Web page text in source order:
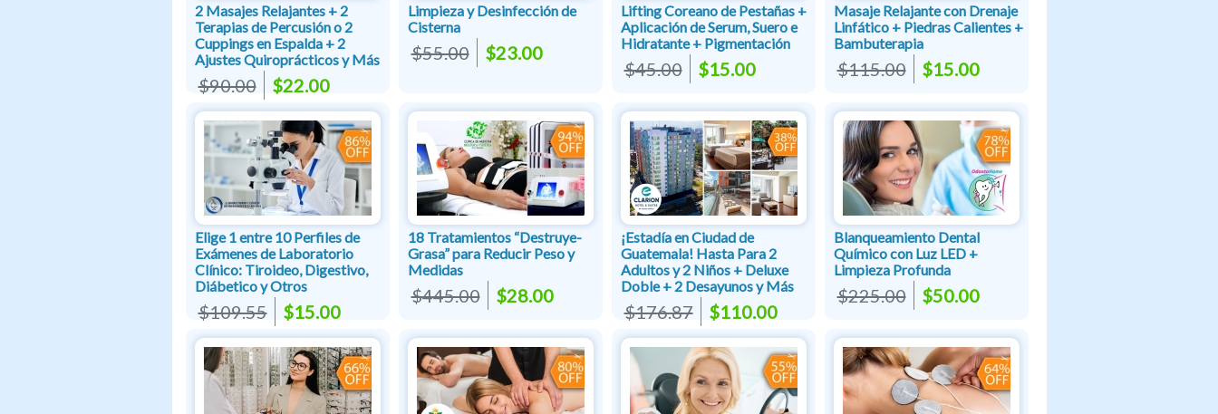
2 Masajes Relajantes + 2
Terapias de Percusión o 2
Cuppings en Espalda + 2
Ajustes Quiroprácticos y Más
$90.00 $22.00
Limpieza y Desinfección de
Cisterna
$55.00 $23.00
Lifting Coreano de Pestañas +
Aplicación de Serum, Suero e
Hidratante + Pigmentación
$45.00 $15.00
Masaje Relajante con Drenaje
Linfático + Piedras Calientes +
Bambuterapia
$115.00 $15.00
Elige 1 entre 10 Perfiles de
Exámenes de Laboratorio
Clínico: Tiroideo, Digestivo,
Diábetico y Otros
$109.55 $15.00
18 Tratamientos “Destruye-
Grasa” para Reducir Peso y
Medidas
$445.00 $28.00
¡Estadía en Ciudad de
Guatemala! Hasta Para 2
Adultos y 2 Niños + Deluxe
Doble + 2 Desayunos y Más
$176.87 $110.00
Blanqueamiento Dental
Químico con Luz LED +
Limpieza Profunda
$225.00 $50.00